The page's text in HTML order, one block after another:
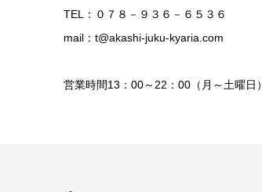
TEL：０７８－９３６－６５３６
mail：t@akashi-juku-kyaria.com
営業時間13：00～22：00（月～土曜日）